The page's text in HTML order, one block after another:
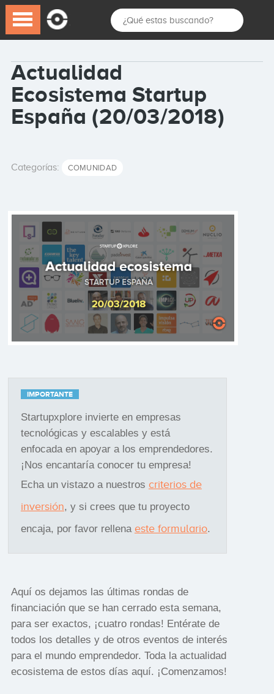
Actualidad
Ecosistema Startup
España (20/03/2018)
Categorías: COMUNIDAD
IMPORTANTE
Startupxplore invierte en empresas
tecnológicas y escalables y está
enfocada en apoyar a los emprendedores.
¡Nos encantaría conocer tu empresa!
Echa un vistazo a nuestros criterios de
inversión, y si crees que tu proyecto
encaja, por favor rellena este formulario.
Aquí os dejamos las últimas rondas de
financiación que se han cerrado esta semana,
para ser exactos, ¡cuatro rondas! Entérate de
todos los detalles y de otros eventos de interés
para el mundo emprendedor. Toda la actualidad
ecosistema de estos días aquí. ¡Comenzamos!